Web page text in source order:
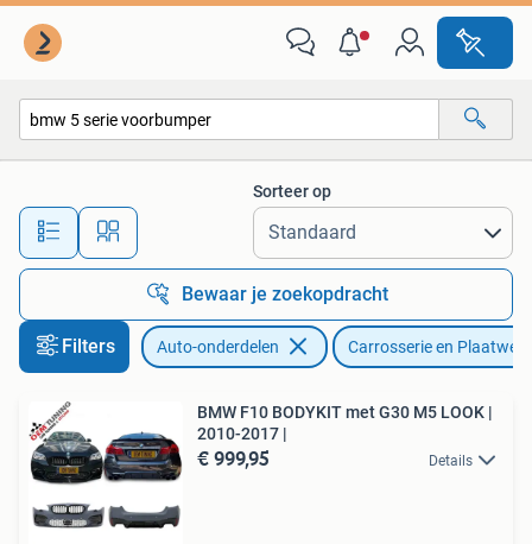
Alle afstanden…
Sorteer op
Bewaar je zoekopdracht
Filters Auto-onderdelen Carrosserie en Plaatwerk
BMW F10 BODYKIT met G30 M5 LOOK |
2010-2017 |
€ 999,95 Details